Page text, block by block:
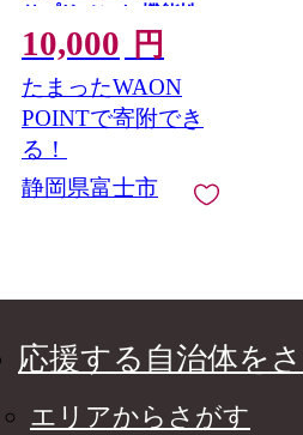
サプリメント 機能性
表示食品 L-テアニン
睡眠の質を高める 目
覚めたときの疲労感と
眠気を軽減 富士市
[sf116-002]
10,000 円
たまったWAON
POINTで寄附でき
る！
静岡県富士市
応援する自治体を
エリアからさがす